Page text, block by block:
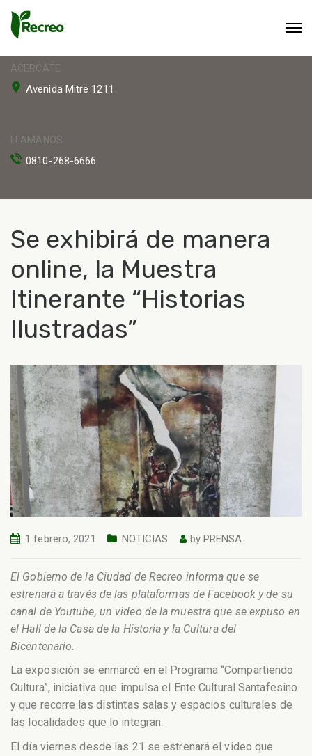
ACERCATE
Avenida Mitre 1211
LLAMANOS
0810-268-6666
Se exhibirá de manera
online, la Muestra
Itinerante “Historias
Ilustradas”
1 febrero, 2021 NOTICIAS by PRENSA
El Gobierno de la Ciudad de Recreo informa que se
estrenará a través de las plataformas de Facebook y de su
canal de Youtube, un video de la muestra que se expuso en
el Hall de la Casa de la Historia y la Cultura del
Bicentenario.
La exposición se enmarcó en el Programa “Compartiendo
Cultura”, iniciativa que impulsa el Ente Cultural Santafesino
y que recorre las distintas salas y espacios culturales de
las localidades que lo integran.
El día viernes desde las 21 se estrenará el video que